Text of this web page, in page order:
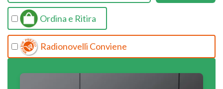
Ordina e Ritira
Radionovelli Conviene